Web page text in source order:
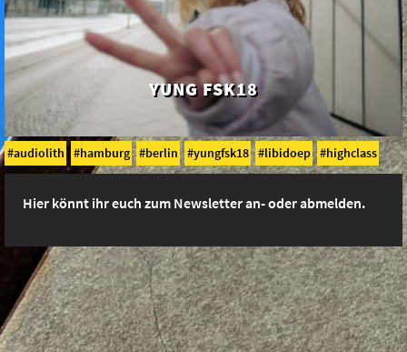
YUNG FSK18
audiolith hamburg berlin yungfsk18 libidoep highclass
Hier könnt ihr euch zum Newsletter an- oder abmelden.